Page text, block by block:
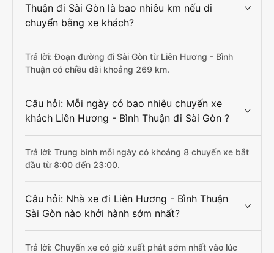
Thuận đi Sài Gòn là bao nhiêu km nếu di
chuyển bằng xe khách?
Trả lời: Đoạn đường đi Sài Gòn từ Liên Hương - Bình
Thuận có chiều dài khoảng 269 km.
Câu hỏi: Mỗi ngày có bao nhiêu chuyến xe
khách Liên Hương - Bình Thuận đi Sài Gòn ?
Trả lời: Trung bình mỗi ngày có khoảng 8 chuyến xe bắt
đầu từ 8:00 đến 23:00.
Câu hỏi: Nhà xe đi Liên Hương - Bình Thuận
Sài Gòn nào khởi hành sớm nhất?
Trả lời: Chuyến xe có giờ xuất phát sớm nhất vào lúc